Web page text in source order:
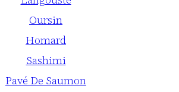
Oursin
Homard
Sashimi
Pavé De Saumon